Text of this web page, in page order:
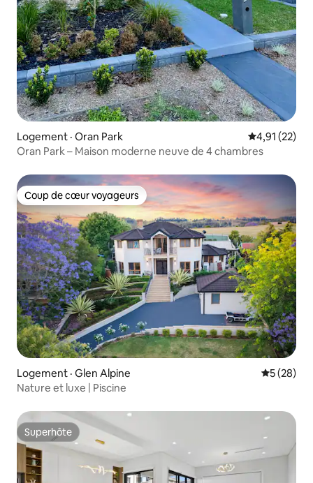
Logement · Oran Park Note
4,91 (22)
Oran Park – Maison moderne neuve de 4 chambres
Coup de cœur voyageurs
Coup de cœur voyageurs
Logement · Glen Alpine Note
5 (28)
Nature et luxe | Piscine
Superhôte
Superhôte